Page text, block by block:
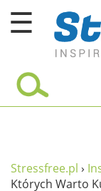
☰
Kursy online
umysł
Stressfree.pl ›
Których Warto